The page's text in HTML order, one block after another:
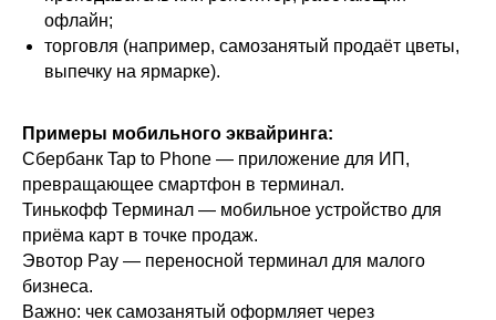
офлайн;
торговля (например, самозанятый продаёт цветы,
выпечку на ярмарке).
Примеры мобильного эквайринга:
Сбербанк Tap to Phone — приложение для ИП,
превращающее смартфон в терминал.
Тинькофф Терминал — мобильное устройство для
приёма карт в точке продаж.
Эвотор Pay — переносной терминал для малого
бизнеса.
Важно: чек самозанятый оформляет через